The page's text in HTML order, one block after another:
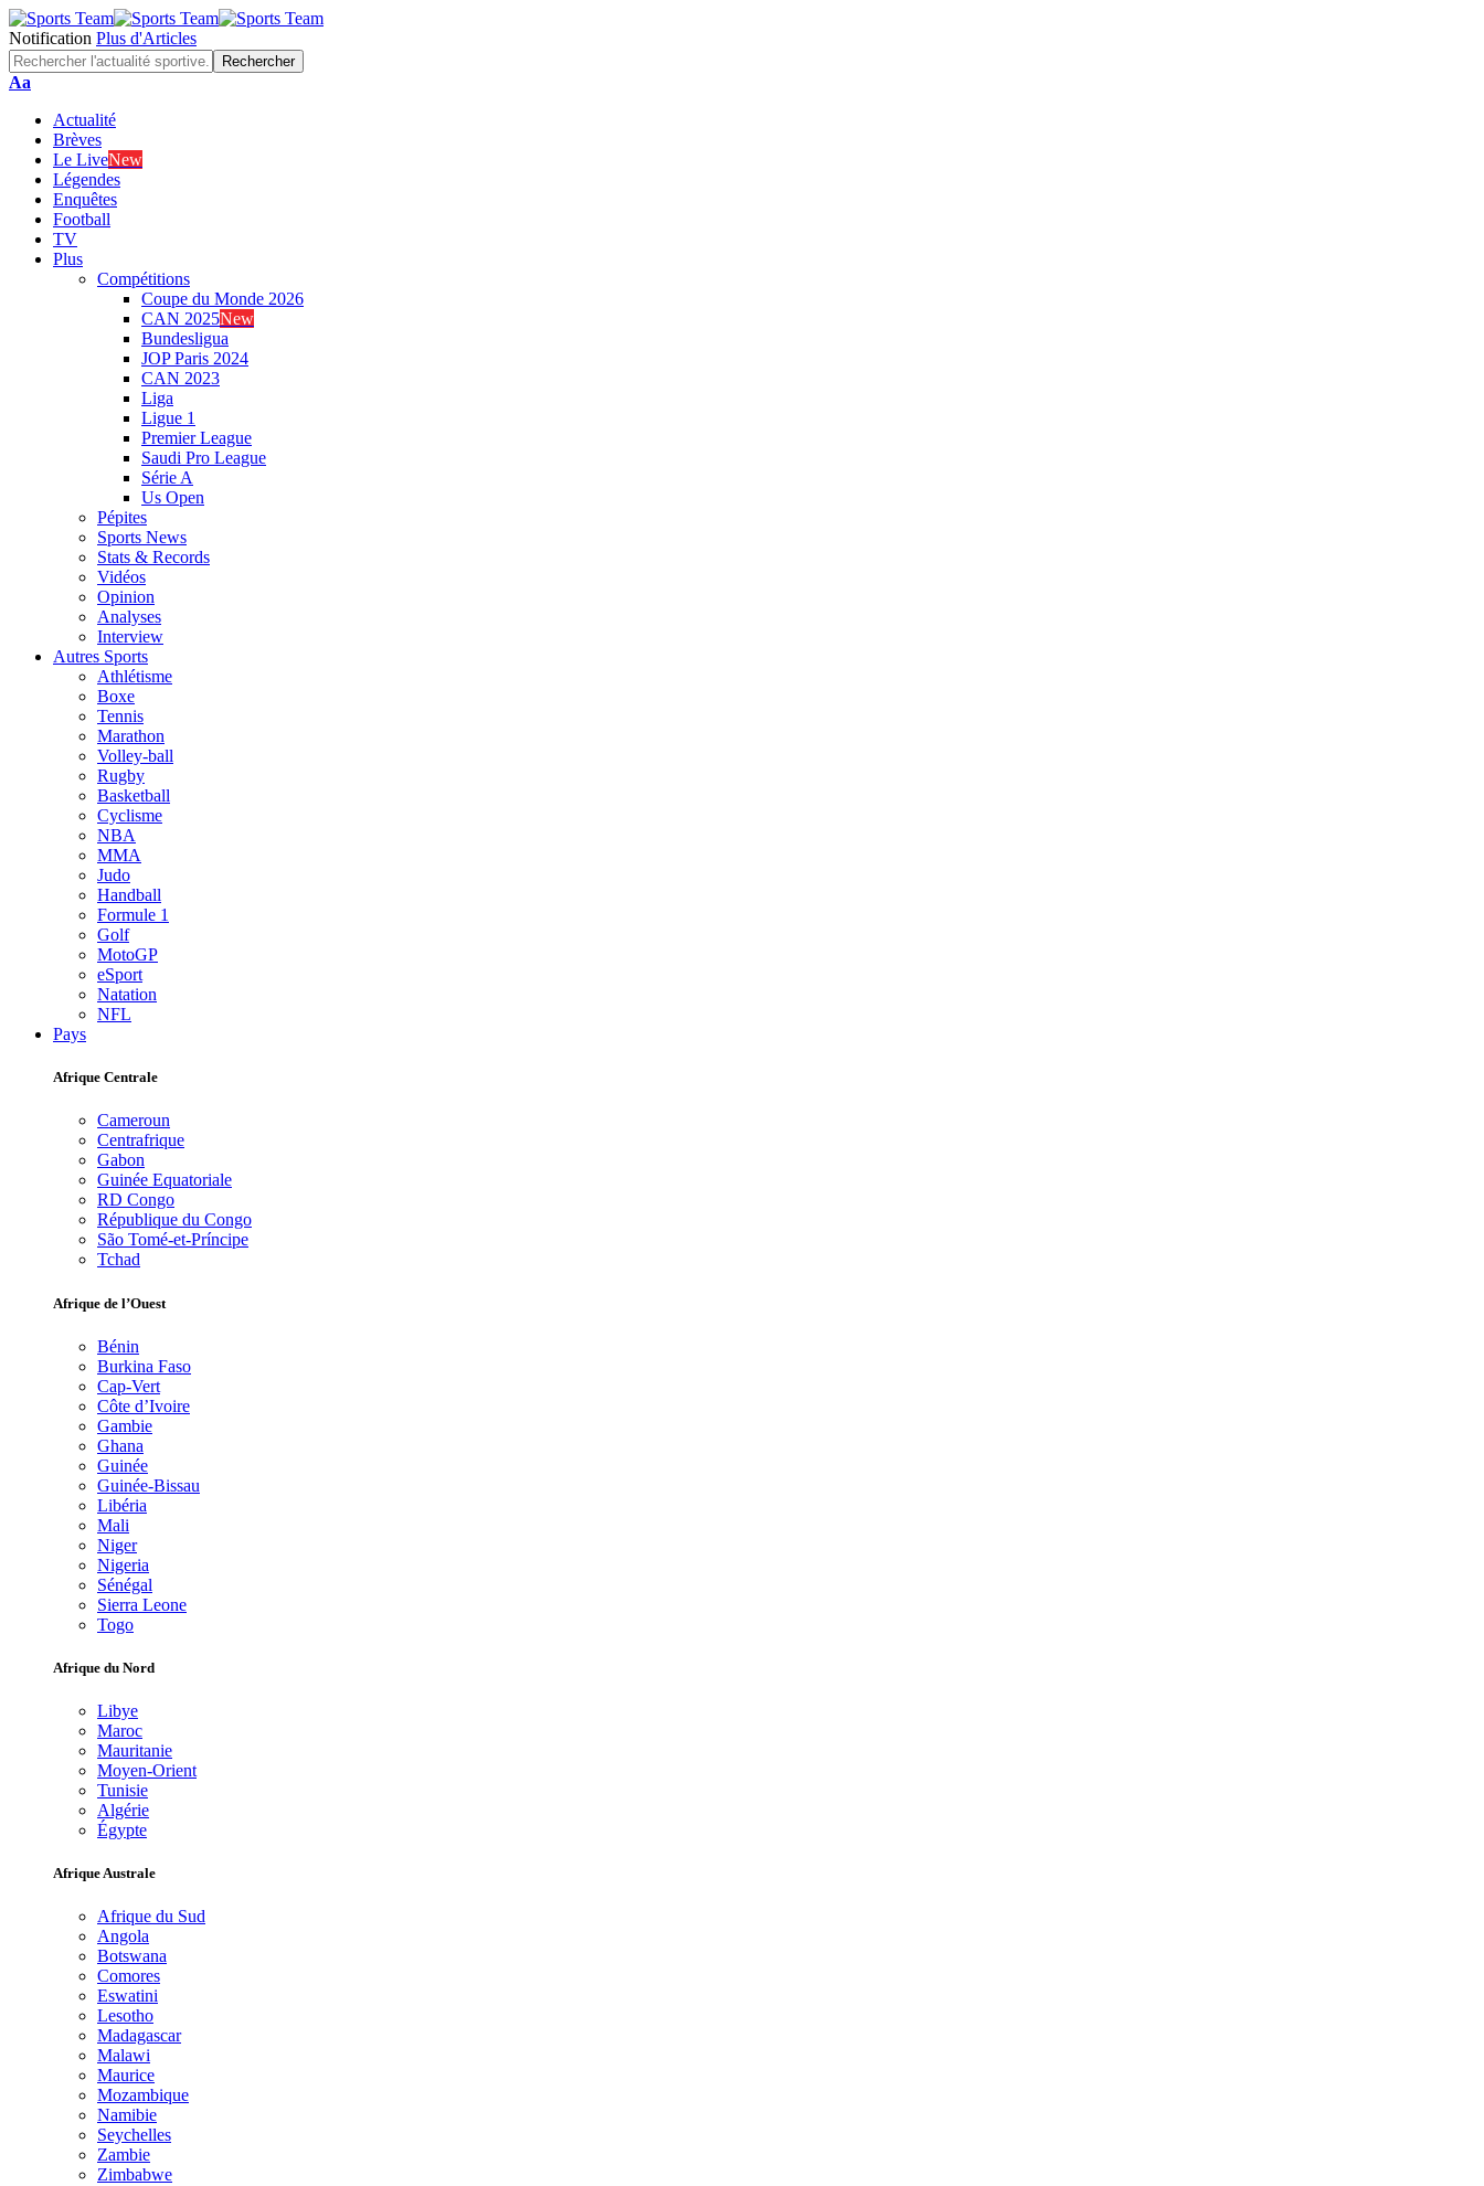
Notification Plus d'Articles
Font
Aa
Actualité
Brèves
Le LiveNew
Légendes
Enquêtes
Football
TV
Plus
Compétitions
Coupe du Monde 2026
CAN 2025New
Bundesligua
JOP Paris 2024
CAN 2023
Liga
Ligue 1
Premier League
Saudi Pro League
Série A
Us Open
Pépites
Sports News
Stats & Records
Vidéos
Opinion
Analyses
Interview
Autres Sports
Athlétisme
Boxe
Tennis
Marathon
Volley-ball
Rugby
Basketball
Cyclisme
NBA
MMA
Judo
Handball
Formule 1
Golf
MotoGP
eSport
Natation
NFL
Pays
Afrique Centrale
Cameroun
Centrafrique
Gabon
Guinée Equatoriale
RD Congo
République du Congo
São Tomé-et-Príncipe
Tchad
Afrique de l’Ouest
Bénin
Burkina Faso
Cap-Vert
Côte d’Ivoire
Gambie
Ghana
Guinée
Guinée-Bissau
Libéria
Mali
Niger
Nigeria
Sénégal
Sierra Leone
Togo
Afrique du Nord
Libye
Maroc
Mauritanie
Moyen-Orient
Tunisie
Algérie
Égypte
Afrique Australe
Afrique du Sud
Angola
Botswana
Comores
Eswatini
Lesotho
Madagascar
Malawi
Maurice
Mozambique
Namibie
Seychelles
Zambie
Zimbabwe